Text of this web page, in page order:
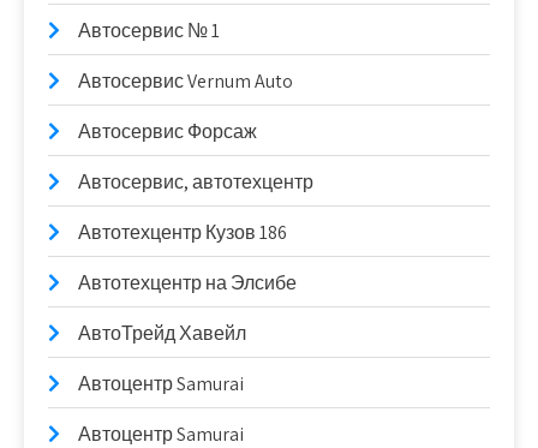
Автосервис № 1
Автосервис Vernum Auto
Автосервис Форсаж
Автосервис, автотехцентр
Автотехцентр Кузов 186
Автотехцентр на Элсибе
АвтоТрейд Хавейл
Автоцентр Samurai
Автоцентр Samurai